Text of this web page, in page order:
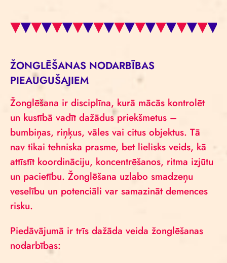
ŽONGLĒŠANAS NODARBĪBAS
PIEAUGUŠAJIEM
Žonglēšana ir disciplīna, kurā mācās kontrolēt
un kustībā vadīt dažādus priekšmetus –
bumbiņas, riņķus, vāles vai citus objektus. Tā
nav tikai tehniska prasme, bet lielisks veids, kā
attīstīt koordināciju, koncentrēšanos, ritma izjūtu
un pacietību. Žonglēšana uzlabo smadzeņu
veselību un potenciāli var samazināt demences
risku.
Piedāvājumā ir trīs dažāda veida žonglēšanas
nodarbības: